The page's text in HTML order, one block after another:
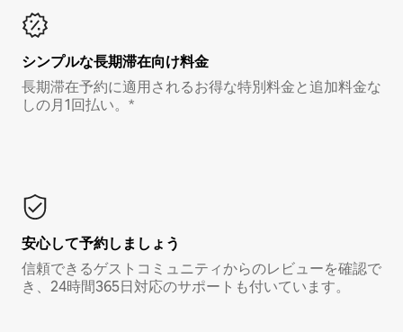
シンプルな長期滞在向け料金
長期滞在予約に適用されるお得な特別料金と追加料金な
しの月1回払い。*
安心して予約しましょう
信頼できるゲストコミュニティからのレビューを確認で
き、24時間365日対応のサポートも付いています。